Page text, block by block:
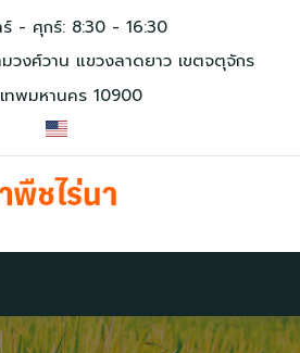
- ศุกร์: 8:30 - 16:30
วงศ์วาน แขวงลาดยาว เขตจตุจักร
ทพมหานคร 10900